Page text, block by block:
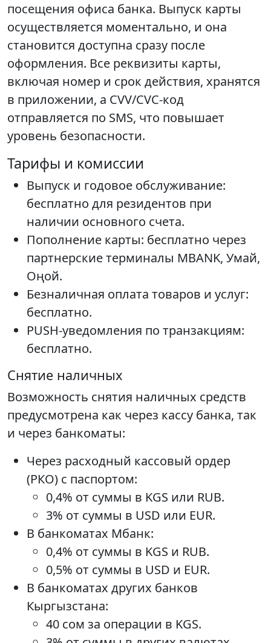
посещения офиса банка. Выпуск карты
осуществляется моментально, и она
становится доступна сразу после
оформления. Все реквизиты карты,
включая номер и срок действия, хранятся
в приложении, а CVV/CVC-код
отправляется по SMS, что повышает
уровень безопасности.
Тарифы и комиссии
Выпуск и годовое обслуживание:
бесплатно для резидентов при
наличии основного счета.
Пополнение карты: бесплатно через
партнерские терминалы MBANK, Умай,
Оңой.
Безналичная оплата товаров и услуг:
бесплатно.
PUSH-уведомления по транзакциям:
бесплатно.
Снятие наличных
Возможность снятия наличных средств
предусмотрена как через кассу банка, так
и через банкоматы:
Через расходный кассовый ордер
(РКО) с паспортом:
0,4% от суммы в KGS или RUB.
3% от суммы в USD или EUR.
В банкоматах Мбанк:
0,4% от суммы в KGS и RUB.
0,5% от суммы в USD и EUR.
В банкоматах других банков
Кыргызстана:
40 сом за операции в KGS.